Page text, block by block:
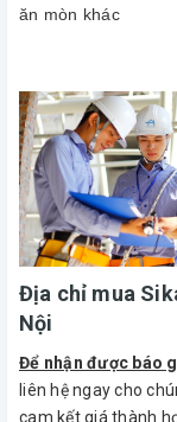
ăn mòn khác
Địa chỉ mua
Nội
Để nhận được báo
liên hệ ngay cho
cam kết giá thành